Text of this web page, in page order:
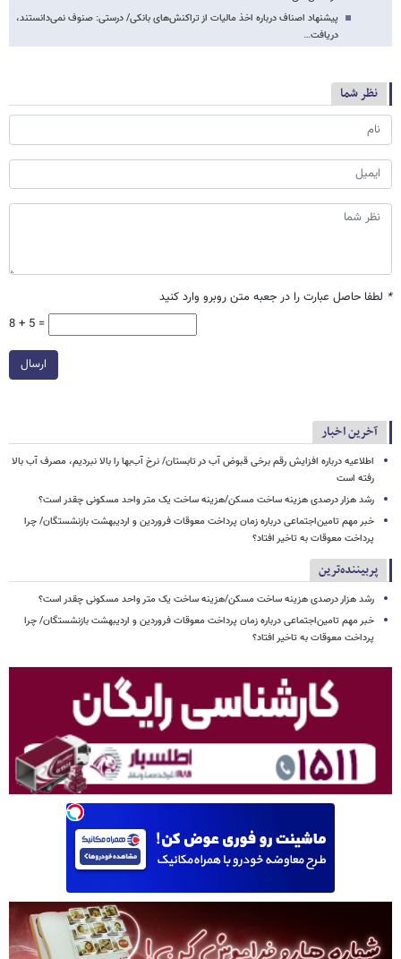
پیشنهاد اصناف درباره اخذ مالیات از تراکنش‌های بانکی/ درستی: صنوف نمی‌دانستند،
دریافت…
نظر شما
* لطفا حاصل عبارت را در جعبه متن روبرو وارد کنید
8 + 5 =
ارسال
آخرین اخبار
اطلاعیه درباره افزایش رقم برخی قبوض آب در تابستان/ نرخ آب‌بها را بالا نبردیم، مصرف آب بالا
رفته است
رشد هزار درصدی هزینه ساخت مسکن/هزینه ساخت یک متر واحد مسکونی چقدر است؟
خبر مهم تامین‌اجتماعی درباره زمان پرداخت معوقات فروردین و اردیبهشت بازنشستگان/ چرا
پرداخت معوقات به تاخیر افتاد؟
پربیننده‌ترین
رشد هزار درصدی هزینه ساخت مسکن/هزینه ساخت یک متر واحد مسکونی چقدر است؟
خبر مهم تامین‌اجتماعی درباره زمان پرداخت معوقات فروردین و اردیبهشت بازنشستگان/ چرا
پرداخت معوقات به تاخیر افتاد؟